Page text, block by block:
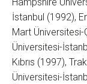
Hampshire
İstanbul (1992),
Mart
Üniversitesi-
Kıbrıs (1997),
Üniversitesi-